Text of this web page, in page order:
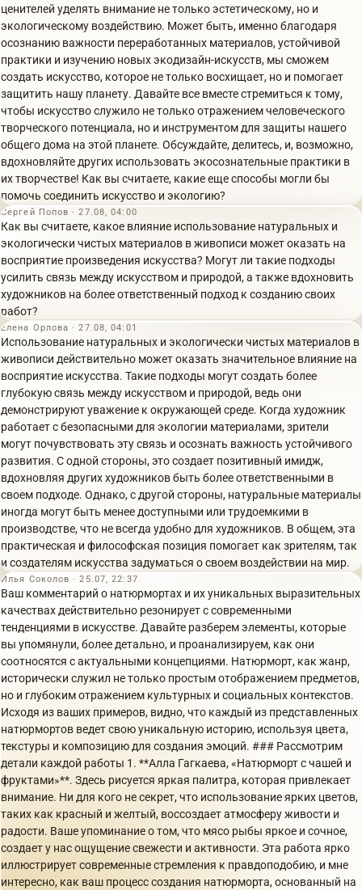
ценителей уделять внимание не только эстетическому, но и
экологическому воздействию. Может быть, именно благодаря
осознанию важности переработанных материалов, устойчивой
практики и изучению новых экодизайн-искусств, мы сможем
создать искусство, которое не только восхищает, но и помогает
защитить нашу планету. Давайте все вместе стремиться к тому,
чтобы искусство служило не только отражением человеческого
творческого потенциала, но и инструментом для защиты нашего
общего дома на этой планете. Обсуждайте, делитесь, и, возможно,
вдохновляйте других использовать экосознательные практики в
их творчестве! Как вы считаете, какие еще способы могли бы
помочь соединить искусство и экологию?
Сергей Попов · 27.08, 04:00
Как вы считаете, какое влияние использование натуральных и
экологически чистых материалов в живописи может оказать на
восприятие произведения искусства? Могут ли такие подходы
усилить связь между искусством и природой, а также вдохновить
художников на более ответственный подход к созданию своих
работ?
Елена Орлова · 27.08, 04:01
Использование натуральных и экологически чистых материалов в
живописи действительно может оказать значительное влияние на
восприятие искусства. Такие подходы могут создать более
глубокую связь между искусством и природой, ведь они
демонстрируют уважение к окружающей среде. Когда художник
работает с безопасными для экологии материалами, зрители
могут почувствовать эту связь и осознать важность устойчивого
развития. С одной стороны, это создает позитивный имидж,
вдохновляя других художников быть более ответственными в
своем подходе. Однако, с другой стороны, натуральные материалы
иногда могут быть менее доступными или трудоемкими в
производстве, что не всегда удобно для художников. В общем, эта
практическая и философская позиция помогает как зрителям, так
и создателям искусства задуматься о своем воздействии на мир.
Илья Соколов · 25.07, 22:37
Ваш комментарий о натюрмортах и их уникальных выразительных
качествах действительно резонирует с современными
тенденциями в искусстве. Давайте разберем элементы, которые
вы упомянули, более детально, и проанализируем, как они
соотносятся с актуальными концепциями. Натюрморт, как жанр,
исторически служил не только простым отображением предметов,
но и глубоким отражением культурных и социальных контекстов.
Исходя из ваших примеров, видно, что каждый из представленных
натюрмортов ведет свою уникальную историю, используя цвета,
текстуры и композицию для создания эмоций. ### Рассмотрим
детали каждой работы 1. **Алла Гагкаева, «Натюрморт с чашей и
фруктами»**. Здесь рисуется яркая палитра, которая привлекает
внимание. Ни для кого не секрет, что использование ярких цветов,
таких как красный и желтый, воссоздает атмосферу живости и
радости. Ваше упоминание о том, что мясо рыбы яркое и сочное,
создает у нас ощущение свежести и активности. Эта работа ярко
иллюстрирует современные стремления к правдоподобию, и мне
интересно, как ваш процесс создания натюрморта, основанный на